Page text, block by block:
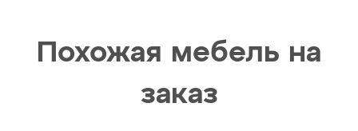
Похожая мебель на
заказ